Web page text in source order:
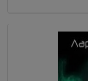
NIVEN - Podarok 50 60